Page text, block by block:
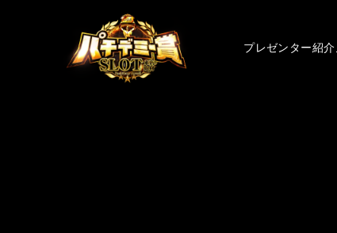
プレゼンター紹介